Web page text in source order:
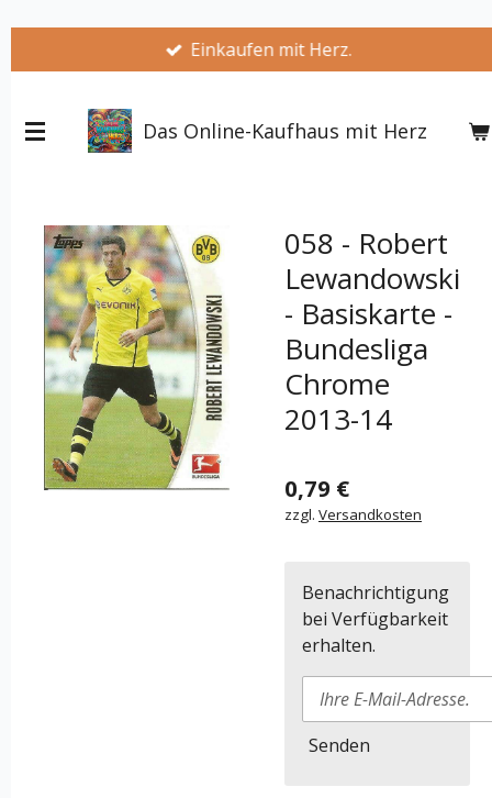
springen
Einkaufen mit Herz.
Das Online-Kaufhaus mit Herz
058 - Robert
Lewandowski
- Basiskarte -
Bundesliga
Chrome
2013-14
0,79 €
zzgl. Versandkosten
Benachrichtigung
bei Verfügbarkeit
erhalten.
Senden